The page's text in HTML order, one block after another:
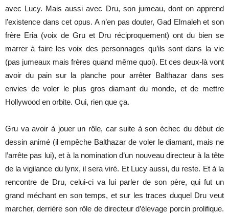
avec Lucy. Mais aussi avec Dru, son jumeau, dont on apprend
l’existence dans cet opus. A n’en pas douter, Gad Elmaleh et son
frère Eria (voix de Gru et Dru réciproquement) ont du bien se
marrer à faire les voix des personnages qu’ils sont dans la vie
(pas jumeaux mais frères quand même quoi). Et ces deux-là vont
avoir du pain sur la planche pour arrêter Balthazar dans ses
envies de voler le plus gros diamant du monde, et de mettre
Hollywood en orbite. Oui, rien que ça.
Gru va avoir à jouer un rôle, car suite à son échec du début de
dessin animé (il empêche Balthazar de voler le diamant, mais ne
l’arrête pas lui), et à la nomination d’un nouveau directeur à la tête
de la vigilance du lynx, il sera viré. Et Lucy aussi, du reste. Et à la
rencontre de Dru, celui-ci va lui parler de son père, qui fut un
grand méchant en son temps, et sur les traces duquel Dru veut
marcher, derrière son rôle de directeur d’élevage porcin prolifique.